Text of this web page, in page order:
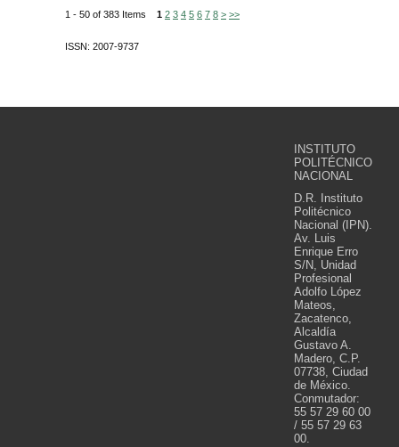
1 - 50 of 383 Items 1 2 3 4 5 6 7 8 > >>
ISSN: 2007-9737
INSTITUTO
POLITÉCNICO
NACIONAL
D.R. Instituto
Politécnico
Nacional (IPN).
Av. Luis
Enrique Erro
S/N, Unidad
Profesional
Adolfo López
Mateos,
Zacatenco,
Alcaldía
Gustavo A.
Madero, C.P.
07738, Ciudad
de México.
Conmutador:
55 57 29 60 00
/ 55 57 29 63
00.